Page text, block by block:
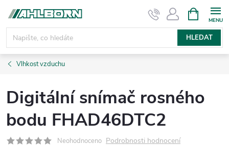
obsah
HLEDAT
NÁKUPNÍ
KOŠÍK
Vlhkost vzduchu
Digitální snímač rosného
bodu FHAD46DTC2
Neohodnoceno Podrobnosti hodnocení